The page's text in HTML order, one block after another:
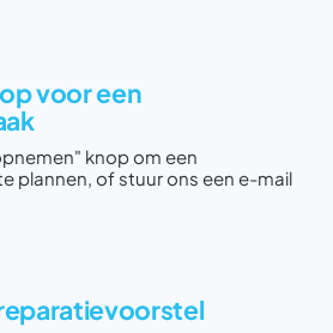
voor een
knop om een
plannen, of stuur ons een e-mail